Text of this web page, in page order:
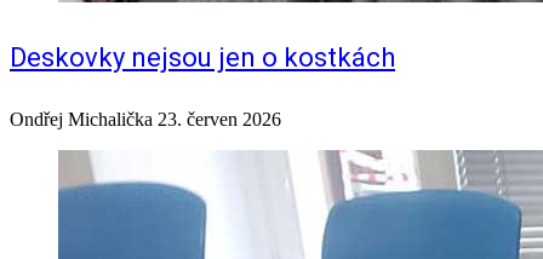
Deskovky nejsou jen o kostkách
Ondřej Michalička 23. červen 2026